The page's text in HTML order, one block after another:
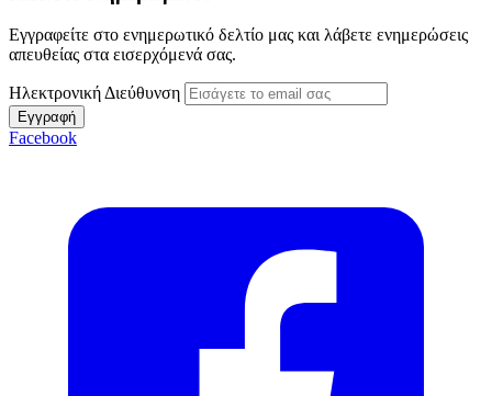
Εγγραφείτε στο ενημερωτικό δελτίο μας και λάβετε ενημερώσεις
απευθείας στα εισερχόμενά σας.
Ηλεκτρονική Διεύθυνση
Εγγραφή
Facebook